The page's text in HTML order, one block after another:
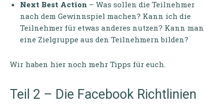
Next Best Action – Was sollen die Teilnehmer
nach dem Gewinnspiel machen? Kann ich die
Teilnehmer für etwas anderes nutzen? Kann man
eine Zielgruppe aus den Teilnehmern bilden?
Wir haben hier noch mehr Tipps für euch.
Teil 2 – Die Facebook Richtlinien